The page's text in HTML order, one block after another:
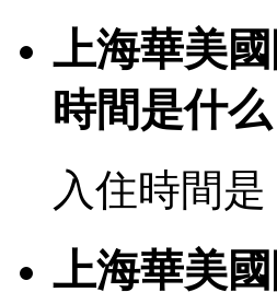
上海華美
時間是什么
入住時間
上海華美